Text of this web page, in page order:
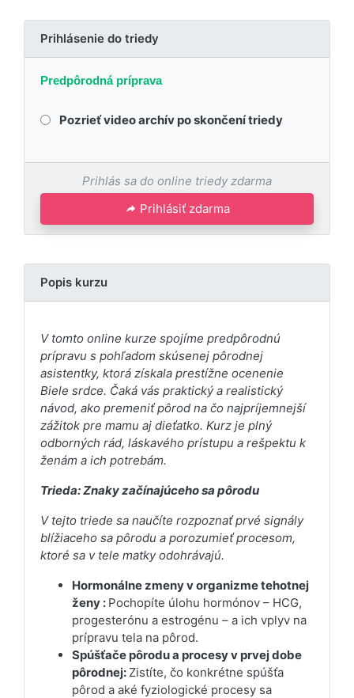
Prihlásenie do triedy
Predpôrodná príprava
Pozrieť video archív po skončení triedy
Prihlás sa do online triedy zdarma
Prihlásiť zdarma
Popis kurzu
V tomto online kurze spojíme predpôrodnú
prípravu s pohľadom skúsenej pôrodnej
asistentky, ktorá získala prestížne ocenenie
Biele srdce. Čaká vás praktický a realistický
návod, ako premeniť pôrod na čo najpríjemnejší
zážitok pre mamu aj dieťatko. Kurz je plný
odborných rád, láskavého prístupu a rešpektu k
ženám a ich potrebám.
Trieda: Znaky začínajúceho sa pôrodu
V tejto triede sa naučíte rozpoznať prvé signály
blížiaceho sa pôrodu a porozumieť procesom,
ktoré sa v tele matky odohrávajú.
Hormonálne zmeny v organizme tehotnej
ženy : Pochopíte úlohu hormónov – HCG,
progesterónu a estrogénu – a ich vplyv na
prípravu tela na pôrod.
Spúšťače pôrodu a procesy v prvej dobe
pôrodnej: Zistíte, čo konkrétne spúšťa
pôrod a aké fyziologické procesy sa